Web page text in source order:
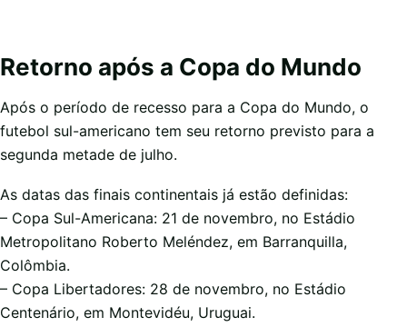
Retorno após a Copa do Mundo
Após o período de recesso para a Copa do Mundo, o
futebol sul-americano tem seu retorno previsto para a
segunda metade de julho.
As datas das finais continentais já estão definidas:
– Copa Sul-Americana: 21 de novembro, no Estádio
Metropolitano Roberto Meléndez, em Barranquilla,
Colômbia.
– Copa Libertadores: 28 de novembro, no Estádio
Centenário, em Montevidéu, Uruguai.